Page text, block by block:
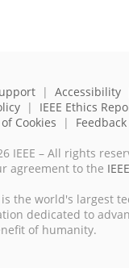
| Accessibility
| IEEE Ethics
Cookies | Feedback
IEEE – All rights
agreement to the
the world's largest
dedicated to
of humanity.